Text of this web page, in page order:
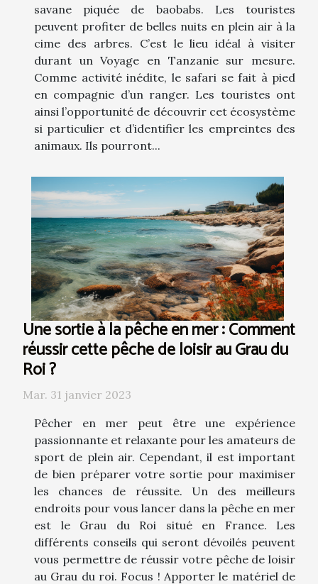
savane piquée de baobabs. Les touristes
peuvent profiter de belles nuits en plein air à la
cime des arbres. C’est le lieu idéal à visiter
durant un Voyage en Tanzanie sur mesure.
Comme activité inédite, le safari se fait à pied
en compagnie d’un ranger. Les touristes ont
ainsi l’opportunité de découvrir cet écosystème
si particulier et d’identifier les empreintes des
animaux. Ils pourront...
Une sortie à la pêche en mer : Comment
réussir cette pêche de loisir au Grau du
Roi ?
Mar. 31 janvier 2023
Pêcher en mer peut être une expérience
passionnante et relaxante pour les amateurs de
sport de plein air. Cependant, il est important
de bien préparer votre sortie pour maximiser
les chances de réussite. Un des meilleurs
endroits pour vous lancer dans la pêche en mer
est le Grau du Roi situé en France. Les
différents conseils qui seront dévoilés peuvent
vous permettre de réussir votre pêche de loisir
au Grau du roi. Focus ! Apporter le matériel de